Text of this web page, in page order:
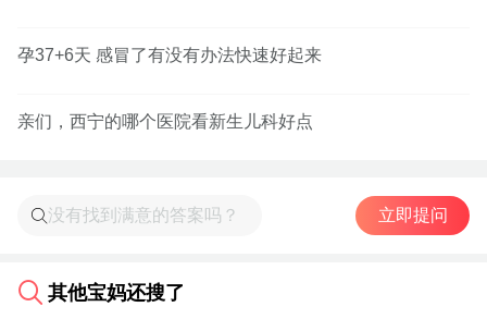
孕37+6天 感冒了有没有办法快速好起来
亲们，西宁的哪个医院看新生儿科好点
立即提问
其他宝妈还搜了